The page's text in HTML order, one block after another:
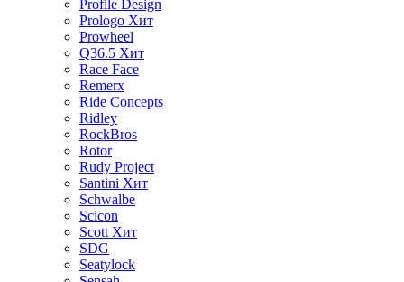
Profile Design
Prologo Хит
Prowheel
Q36.5 Хит
Race Face
Remerx
Ride Concepts
Ridley
RockBros
Rotor
Rudy Project
Santini Хит
Schwalbe
Scicon
Scott Хит
SDG
Seatylock